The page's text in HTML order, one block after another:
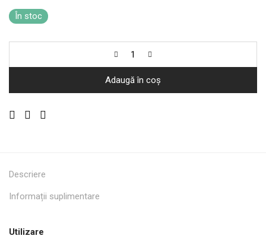
În stoc
Adaugă în coș
Descriere
Informații suplimentare
Utilizare